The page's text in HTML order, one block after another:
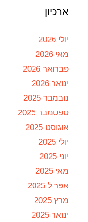
ארכיון
יולי 2026
מאי 2026
פברואר 2026
ינואר 2026
נובמבר 2025
ספטמבר 2025
אוגוסט 2025
יולי 2025
יוני 2025
מאי 2025
אפריל 2025
מרץ 2025
ינואר 2025